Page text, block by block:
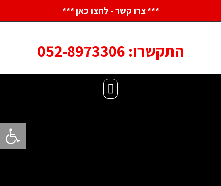
*** צרו קשר - לחצו כאן ***
התקשרו: 052-8973306
פתח